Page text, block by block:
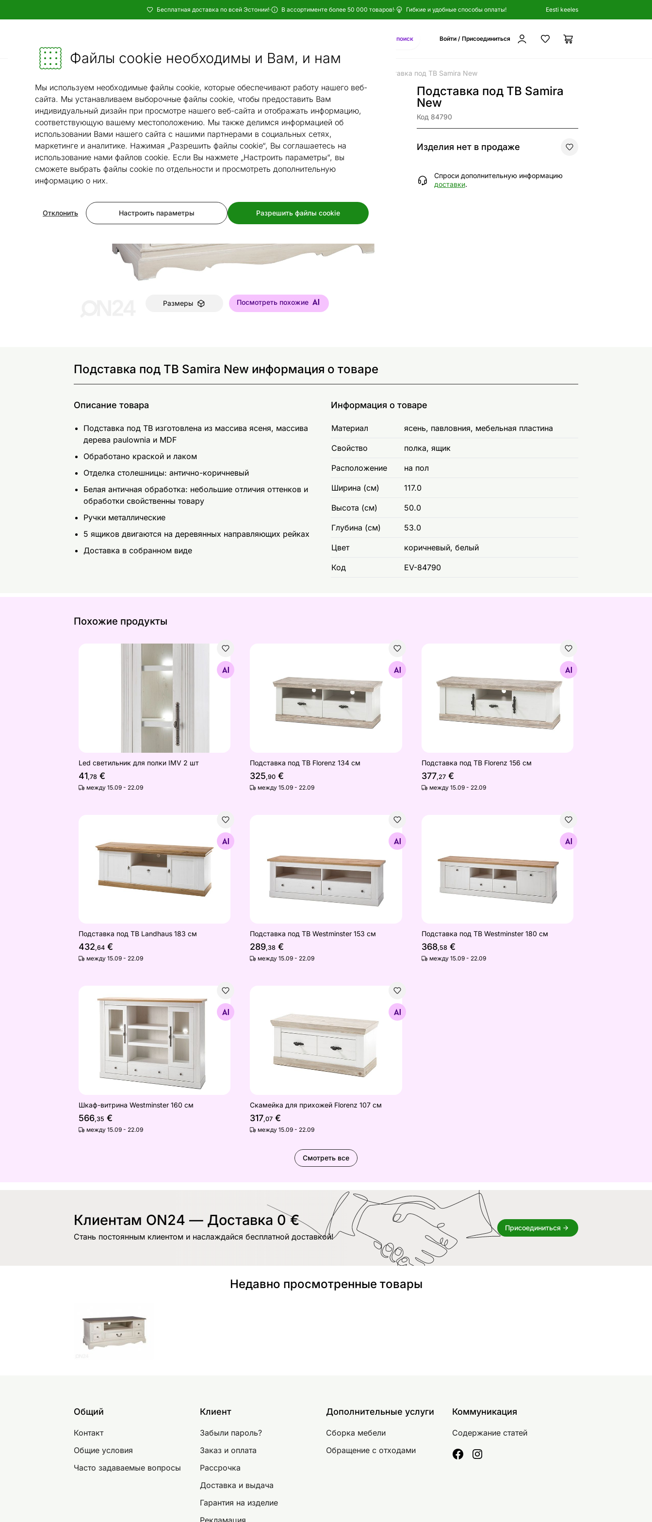
Файлы cookie необходимы и Вам, и нам
Мы используем необходимые файлы cookie, которые обеспечивают работу нашего веб-
сайта. Мы устанавливаем выборочные файлы cookie, чтобы предоставить Вам
индивидуальный дизайн при просмотре нашего веб-сайта и отображать информацию,
соответствующую вашему местоположению. Мы также делимся информацией об
использовании Вами нашего сайта с нашими партнерами в социальных сетях,
маркетинге и аналитике. Нажимая „Разрешить файлы cookie“, Вы соглашаетесь на
использование нами файлов cookie. Если Вы нажмете „Настроить параметры“, вы
сможете выбрать файлы cookie по отдельности и просмотреть дополнительную
информацию о них.
Настроить параметры Разрешить файлы cookie
Отклонить
Бесплатная доставка по всей Эстонии!· В ассортименте более 50 000 товаров!· Гибкие и удобные способы оплаты! Eesti keeles
Мебель и убранство - ON24
AI-поиск Войти / Присоединиться
Подставка под ТВ Samira New
Размеры Посмотреть похожие
Подставка под ТВ Samira
New
Код 84790
Изделия нет в продаже
Спроси дополнительную информацию
доставки.
Подставка под ТВ Samira New информация о товаре
Описание товара
Подставка под ТВ изготовлена из массива ясеня, массива
дерева paulownia и MDF
Обработано краской и лаком
Отделка столешницы: антично-коричневый
Белая античная обработка: небольшие отличия оттенков и
обработки свойственны товару
Ручки металлические
5 ящиков двигаются на деревянных направляющих рейках
Доставка в собранном виде
Информация о товаре
Материал ясень, павловния, мебельная пластина
Свойство полка, ящик
Расположение на пол
Ширина (см) 117.0
Высота (см) 50.0
Глубина (см) 53.0
Цвет коричневый, белый
Код EV-84790
Похожие продукты
Led светильник для полки IMV 2 шт
Найдите похожие
Led светильник для полки IMV 2 шт
41,78 €
между 15.09 - 22.09
Подставка под ТВ Florenz 134 см
325,90 €
между 15.09 - 22.09
Подставка под ТВ Florenz 156 см
377,27€
между 15.09 - 22.09
Подставка под ТВ Landhaus 183 см
432,64 €
между 15.09 - 22.09
Подставка под ТВ Westminster 153 см
289,38 €
между 15.09 - 22.09
Подставка под ТВ Westminster 180 см
368,58€
между 15.09 - 22.09
Шкаф-витрина Westminster 160 см
Найдите похожие
Шкаф-витрина Westminster 160 см
566,35 €
между 15.09 - 22.09
Скамейка для прихожей Florenz 107 см
Скамейка для прихожей Florenz 107 см
317,07 €
между 15.09 - 22.09
Смотреть все
Клиентам ON24 — Доставка 0 €
Стань постоянным клиентом и наслаждайся бесплатной доставкой!
Присоединиться
Недавно просмотренные товары
Общий
Контакт
Общие условия
Часто задаваемые вопросы
Клиент
Забыли пароль?
Заказ и оплата
Рассрочка
Доставка и выдача
Гарантия на изделие
Рекламация
Дополнительные услуги
Сборка мебели
Обращение с отходами
Коммуникация
Содержание статей